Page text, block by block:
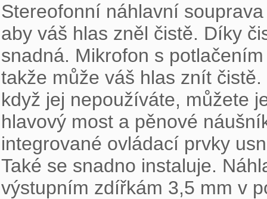
Stereofonní náhlavní
aby váš hlas zněl čistě. Díky
snadná. Mikrofon s
takže může váš hlas znít
když jej nepoužíváte, můžete
hlavový most a pěnové
integrované ovládací prvky
Také se snadno instaluje.
výstupním zdířkám 3,5 mm v